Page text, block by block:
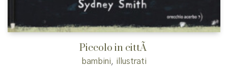
Piccolo in cittÃ
bambini, illustrati